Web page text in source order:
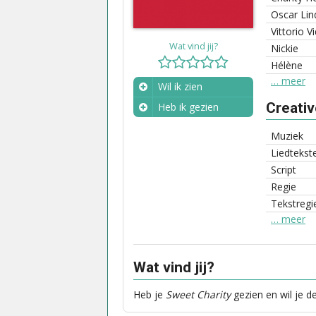
Wat vind jij?
Wil ik zien
Heb ik gezien
Oscar
Vittorio
Nickie
Hélène
… meer
Muziek
Script
Regie
… meer
Wat vind jij?
Heb je Sweet Charitygezien en wil je